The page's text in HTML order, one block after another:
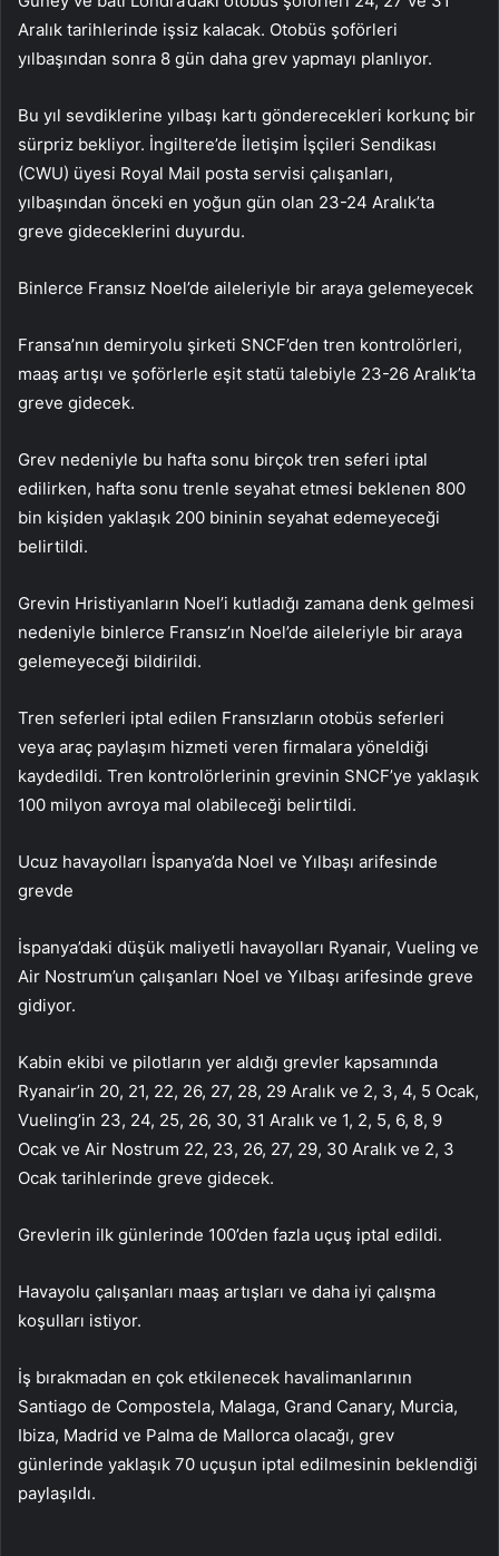
Aralık tarihlerinde işsiz kalacak. Otobüs şoförleri
yılbaşından sonra 8 gün daha grev yapmayı planlıyor.
Bu yıl sevdiklerine yılbaşı kartı gönderecekleri korkunç bir
sürpriz bekliyor. İngiltere’de İletişim İşçileri Sendikası
(CWU) üyesi Royal Mail posta servisi çalışanları,
yılbaşından önceki en yoğun gün olan 23-24 Aralık’ta
greve gideceklerini duyurdu.
Binlerce Fransız Noel’de aileleriyle bir araya gelemeyecek
Fransa’nın demiryolu şirketi SNCF’den tren kontrolörleri,
maaş artışı ve şoförlerle eşit statü talebiyle 23-26 Aralık’ta
greve gidecek.
Grev nedeniyle bu hafta sonu birçok tren seferi iptal
edilirken, hafta sonu trenle seyahat etmesi beklenen 800
bin kişiden yaklaşık 200 bininin seyahat edemeyeceği
belirtildi.
Grevin Hristiyanların Noel’i kutladığı zamana denk gelmesi
nedeniyle binlerce Fransız’ın Noel’de aileleriyle bir araya
gelemeyeceği bildirildi.
Tren seferleri iptal edilen Fransızların otobüs seferleri
veya araç paylaşım hizmeti veren firmalara yöneldiği
kaydedildi. Tren kontrolörlerinin grevinin SNCF’ye yaklaşık
100 milyon avroya mal olabileceği belirtildi.
Ucuz havayolları İspanya’da Noel ve Yılbaşı arifesinde
grevde
İspanya’daki düşük maliyetli havayolları Ryanair, Vueling ve
Air Nostrum’un çalışanları Noel ve Yılbaşı arifesinde greve
gidiyor.
Kabin ekibi ve pilotların yer aldığı grevler kapsamında
Ryanair’in 20, 21, 22, 26, 27, 28, 29 Aralık ve 2, 3, 4, 5 Ocak,
Vueling’in 23, 24, 25, 26, 30, 31 Aralık ve 1, 2, 5, 6, 8, 9
Ocak ve Air Nostrum 22, 23, 26, 27, 29, 30 Aralık ve 2, 3
Ocak tarihlerinde greve gidecek.
Grevlerin ilk günlerinde 100’den fazla uçuş iptal edildi.
Havayolu çalışanları maaş artışları ve daha iyi çalışma
koşulları istiyor.
İş bırakmadan en çok etkilenecek havalimanlarının
Santiago de Compostela, Malaga, Grand Canary, Murcia,
Ibiza, Madrid ve Palma de Mallorca olacağı, grev
günlerinde yaklaşık 70 uçuşun iptal edilmesinin beklendiği
paylaşıldı.